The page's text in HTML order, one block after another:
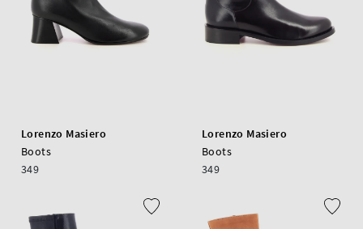
Lorenzo Masiero
Boots
349
Lorenzo Masiero
Boots
349